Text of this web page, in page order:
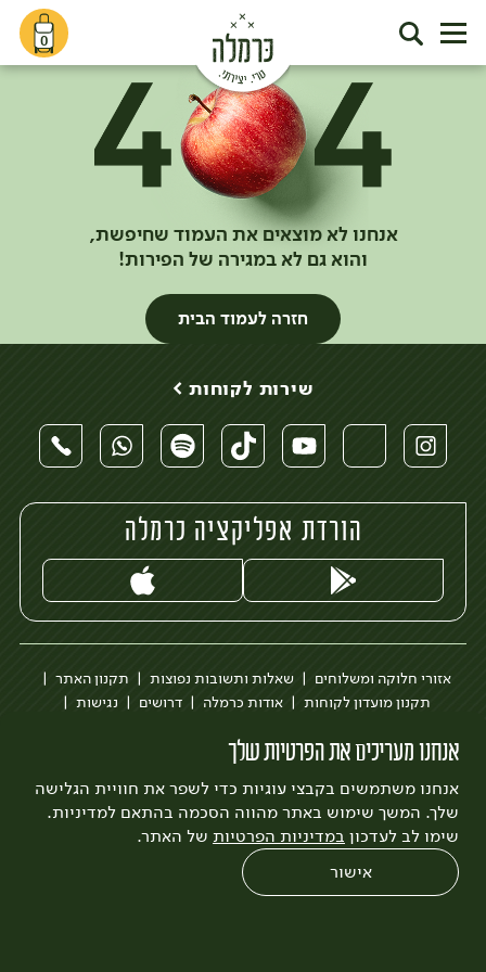
0
אנחנו לא מוצאים את העמוד שחיפשת,
והוא גם לא במגירה של הפירות!
חזרה לעמוד הבית
אנחנו מעריכים את הפרטיות שלך
אנחנו משתמשים בקבצי עוגיות כדי לשפר את חוויית הגלישה
שלך. המשך שימוש באתר מהווה הסכמה בהתאם למדיניות.
שימו לב לעדכון במדיניות הפרטיות של האתר.
אישור
שירות לקוחות >
הורדת אפליקציה כרמלה
אזורי חלוקה ומשלוחים שאלות ותשובות נפוצות
תקנון האתר
תקנון מועדון לקוחות
אודות כרמלה דרושים
נגישות
לצפייה בעדכון מדיניות פרטיות
עיצוב:3bears פיתוח:Quatro